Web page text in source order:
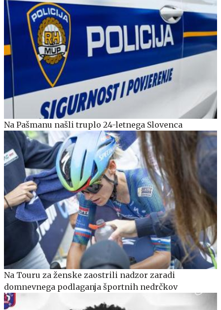
Na Pašmanu našli truplo 24-letnega Slovenca
Na Touru za ženske zaostrili nadzor zaradi
domnevnega podlaganja športnih nedrčkov